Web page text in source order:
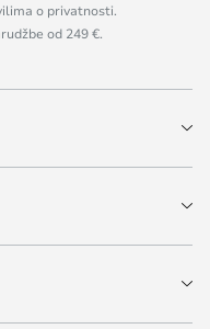
o privatnosti.
od 249 €.